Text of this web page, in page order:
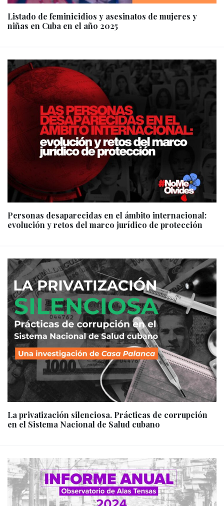
Listado de feminicidios y asesinatos de mujeres y
niñas en Cuba en el año 2025
Personas desaparecidas en el ámbito internacional:
evolución y retos del marco jurídico de protección
La privatización silenciosa. Prácticas de corrupción
en el Sistema Nacional de Salud cubano